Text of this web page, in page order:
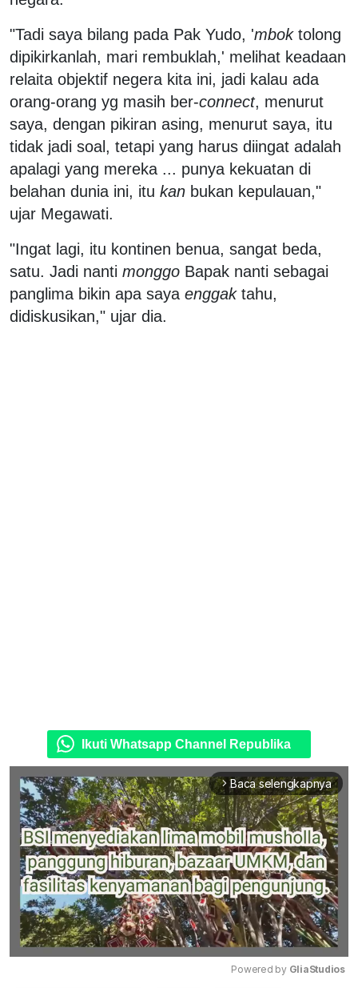
"Tadi saya bilang pada Pak Yudo, 'mboktolong
dipikirkanlah, mari rembuklah,' melihat keadaan
relaita objektif negera kita ini, jadi kalau ada
orang-orang yg masih ber-connect, menurut
saya, dengan pikiran asing, menurut saya, itu
tidak jadi soal, tetapi yang harus diingat adalah
apalagi yang mereka ... punya kekuatan di
belahan dunia ini, itu kan bukan kepulauan,"
ujar Megawati.
"Ingat lagi, itu kontinen benua, sangat beda,
satu. Jadi nanti monggo Bapak nanti sebagai
panglima bikin apa saya enggaktahu,
didiskusikan," ujar dia.
Ikuti Whatsapp Channel Republika
arrow_forward_ios Baca selengkapnya
Powered by GliaStudios